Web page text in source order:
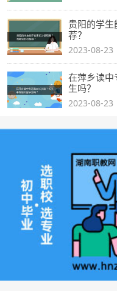
贵阳的学生
荐？
2023-08-23
在萍乡读中
生吗？
2023-08-23